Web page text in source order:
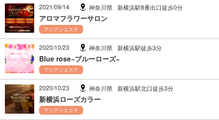
2021/09/14 神奈川県 新横浜駅8番出口徒歩0分
アロマフラワーサロン
アジアンエステ
2020/10/23 神奈川県 新横浜駅徒歩3分
Blue rose~ブルーローズ~
アジアンエステ
2020/10/23 神奈川県 新横浜駅北口徒歩3分
新横浜ローズカラー
アジアンエステ